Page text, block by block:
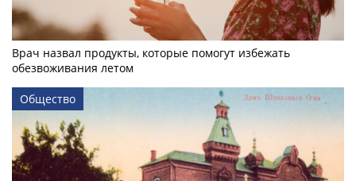
Врач назвал продукты, которые помогут избежать
обезвоживания летом
Общество